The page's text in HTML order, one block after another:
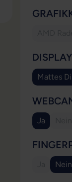
Mattes
Ja
(Diese
Nein